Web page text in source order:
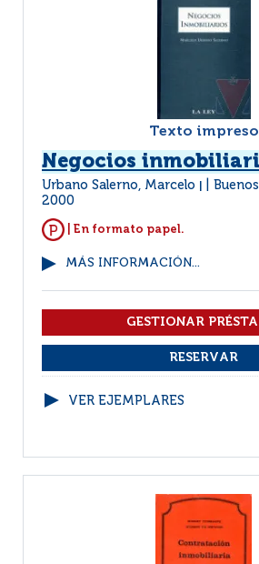
Texto impreso
Negocios
Urbano Salerno, Marcelo
2000
| En formato papel.
MÁS INFORMACIÓN...
VER EJEMPLARES